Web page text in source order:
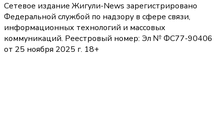
Сетевое издание Жигули-News зарегистрировано
Федеральной службой по надзору в сфере связи,
информационных технологий и массовых
коммуникаций. Реестровый номер: Эл № ФС77-90406
от 25 ноября 2025 г. 18+